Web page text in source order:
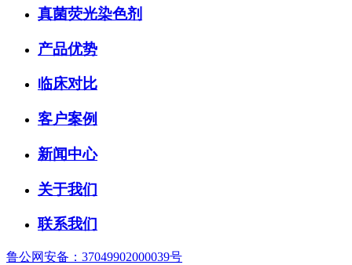
真菌荧光染色剂
产品优势
临床对比
客户案例
新闻中心
关于我们
联系我们
鲁公网安备：37049902000039号